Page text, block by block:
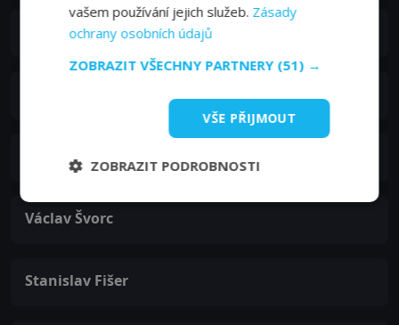
Růžena Šlemrová
Jarmila Kurandová
Václav Švorc
Stanislav Fišer
vašem používání jejich služeb. Zásady
ochrany osobních údajů
ZOBRAZIT VŠECHNY PARTNERY (51) →
VŠE PŘIJMOUT
ZOBRAZIT PODROBNOSTI